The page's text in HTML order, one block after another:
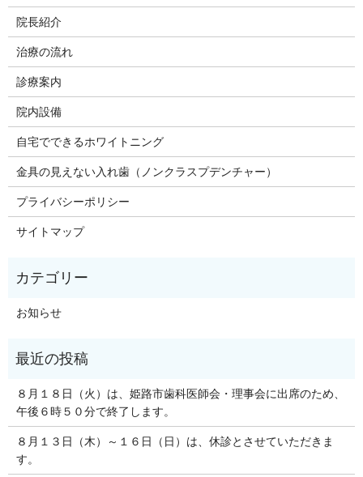
院長紹介
治療の流れ
診療案内
院内設備
自宅でできるホワイトニング
金具の見えない入れ歯（ノンクラスプデンチャー）
プライバシーポリシー
サイトマップ
お知らせ
８月１８日（火）は、姫路市歯科医師会・理事会に出席のため、
午後６時５０分で終了します。
８月１３日（木）～１６日（日）は、休診とさせていただきま
す。